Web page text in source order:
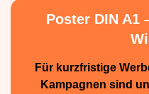
Poster DIN A1
Für kurzfristige
Kampagnen sind